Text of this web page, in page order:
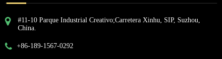
#11-10 Parque Industrial Creativo;Carretera Xinhu, SIP, Suzhou,
China.
+86-189-1567-0292